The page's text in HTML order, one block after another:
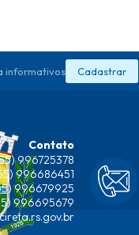
informativos Cadastrar
Contato
996725378
996686451
996679925
996695679